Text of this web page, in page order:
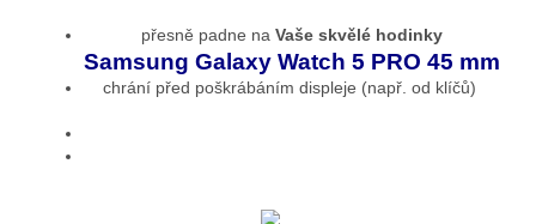
přesně padne na Vaše skvělé hodinky
Samsung Galaxy Watch 5 PRO 45 mm
chrání před poškrábáním displeje (např. od klíčů)